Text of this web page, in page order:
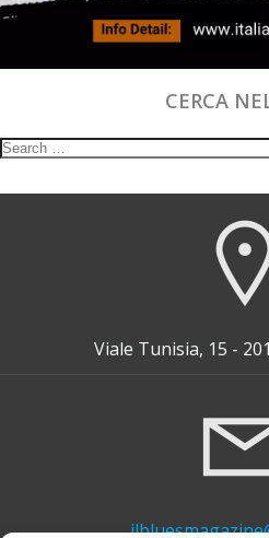
CERCA
Search
Viale Tunisia, 15 -